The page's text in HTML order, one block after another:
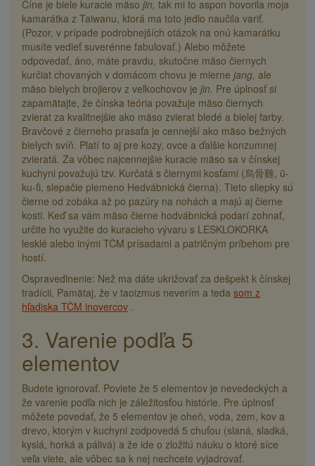
Číne je biele kuracie mäso jin, tak mi to aspon hovorila moja
kamarátka z Taiwanu, ktorá ma toto jedlo naučila variť.
(Pozor, v prípade podrobnejších otázok na onú kamarátku
musíte vedieť suverénne fabulovať.) Alebo môžete
odpovedať, áno, máte pravdu, skutočne mäso čiernych
kurčiat chovaných v domácom chovu je mierne jang, ale
mäso bielych brojlerov z veľkochovov je jin. Pre úplnosť si
zapamätajte, že čínska teória považuje mäso čiernych
zvierat za kvalitnejšie ako mäso zvierat bledé a bielej farby.
Bravčové z čierneho prasaťa je cennejší ako mäso bežných
bielych svíň. Platí to aj pre kozy, ovce a ďalšie konzumnej
zvieratá. Za vôbec najcennejšie kuracie mäso sa v čínskej
kuchyni považujú tzv. Kurčatá s čiernymi kosťami (烏骨雞, ū-
ku-ťi, slepačie plemeno Hedvábnická čierna). Tieto sliepky sú
čierne od zobáka až po pazúry na nohách a majú aj čierne
kosti. Keď sa vám mäso čierne hodvábnická podarí zohnať,
určite ho využite do kuracieho vývaru s LESKLOKORKA
lesklé alebo inými TČM prísadami a patričným príbehom pre
hostí.
Ospravedlnenie: Než ma dáte ukrižovať za dešpekt k čínskej
tradícii, Pamätaj, že v taoizmus neverím a teda som z
hľadiska TČM inovercov .
3. Varenie podľa 5
elementov
Budete ignorovať. Poviete že 5 elementov je nevedeckých a
že varenie podľa nich je záležitosťou histórie. Pre úplnosť
môžete povedať, že 5 elementov je oheň, voda, zem, kov a
drevo, ktorým v kuchyni zodpovedá 5 chuťou (slaná, sladká,
kyslá, horká a pálivá) a že ide o zložitú náuku o ktoré síce
veľa viete, ale vôbec sa k nej nechcete vyjadrovať.